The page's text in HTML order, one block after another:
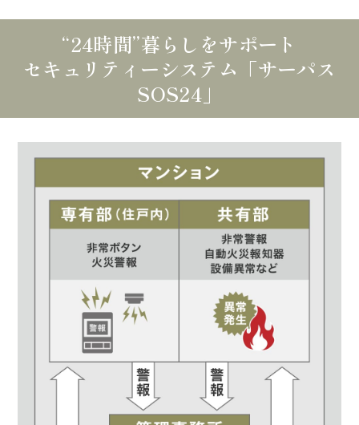
“24時間”暮らしをサポート
セキュリティーシステム「サーパス
SOS24」